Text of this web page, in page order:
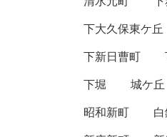
下大久保東ケ丘
下新日曹町
下堀
城ケ丘
昭和新町